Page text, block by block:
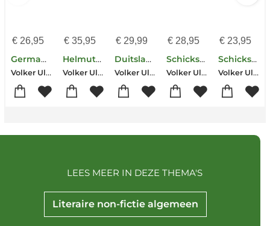
€26,95
Germany 1923
Volker Ullrich
€35,95
Helmuth James von Moltke
Volker Ullrich
€ 29,99
Duitsland 1923
Volker Ullrich
€ 28,95
Schicksalsstunden einer Demokratie
Volker Ullrich
€ 23,95
Schicksalsstunden einer Demokratie
Volker Ullrich
Literaire non-fictie algemeen
LEES MEER IN DEZE THEMA'S